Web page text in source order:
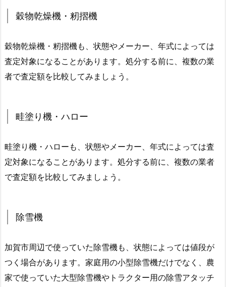
穀物乾燥機・籾摺機
穀物乾燥機・籾摺機も、状態やメーカー、年式によっては
査定対象になることがあります。処分する前に、複数の業
者で査定額を比較してみましょう。
畦塗り機・ハロー
畦塗り機・ハローも、状態やメーカー、年式によっては査
定対象になることがあります。処分する前に、複数の業者
で査定額を比較してみましょう。
除雪機
加賀市周辺で使っていた除雪機も、状態によっては値段が
つく場合があります。家庭用の小型除雪機だけでなく、農
家で使っていた大型除雪機やトラクター用の除雪アタッチ